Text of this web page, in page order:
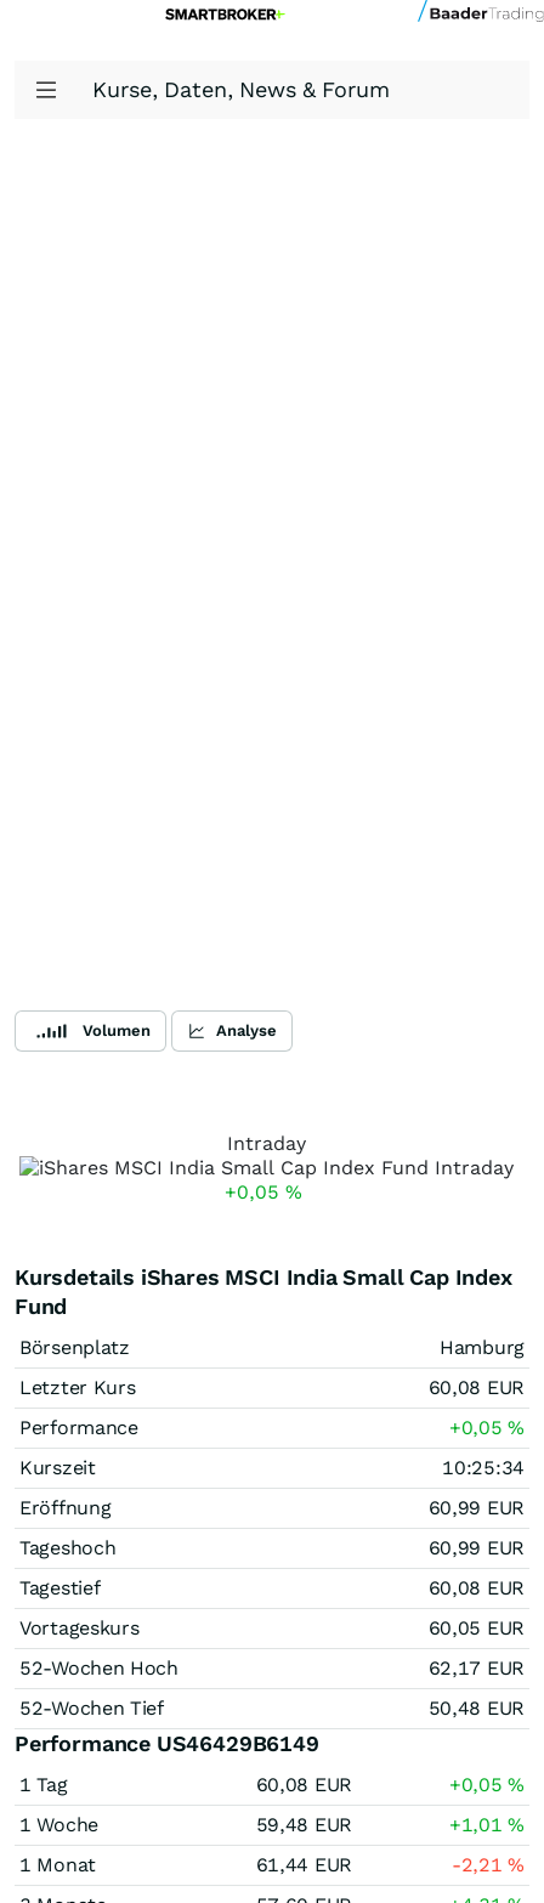
Kurse, Daten, News & Forum
Volumen Analyse
Intraday
+0,05 %
Kursdetails iShares MSCI India Small Cap Index
Fund
Börsenplatz
Hamburg
Letzter Kurs
60,08 EUR
Performance
+0,05%
Kurszeit
10:25:34
Eröffnung
60,99 EUR
Tageshoch
60,99 EUR
Tagestief
60,08 EUR
Vortageskurs
60,05 EUR
52-Wochen Hoch
62,17 EUR
52-Wochen Tief
50,48 EUR
Performance US46429B6149
1 Tag 60,08 EUR +0,05%
1 Woche
59,48 EUR +1,01%
1 Monat
61,44 EUR -2,21%